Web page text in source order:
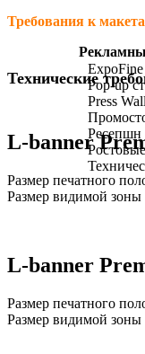
Технические
L-banner
Размер печатного
Размер видимой
L-banner
Размер печатного
Размер видимой
Требования к
ExpoFine
Pop-up
Press Wall
Ресепшн